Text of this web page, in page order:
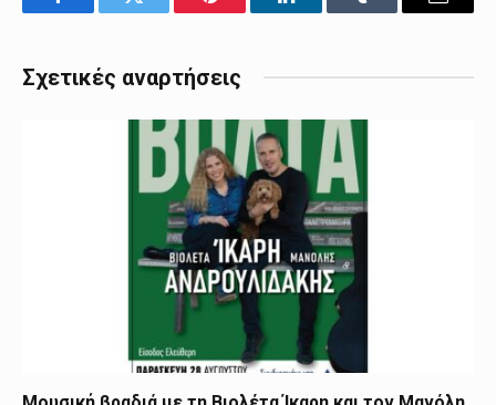
FacebookTwitter Pinterest LinkedInTumblr Email
Σχετικές αναρτήσεις